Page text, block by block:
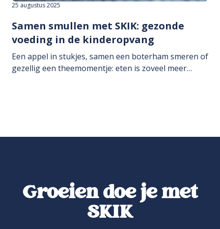
25 augustus 2025
Samen smullen met SKIK: gezonde
voeding in de kinderopvang
Een appel in stukjes, samen een boterham smeren of
gezellig een theemomentje: eten is zoveel meer…
Groeien doe je met
SKIK